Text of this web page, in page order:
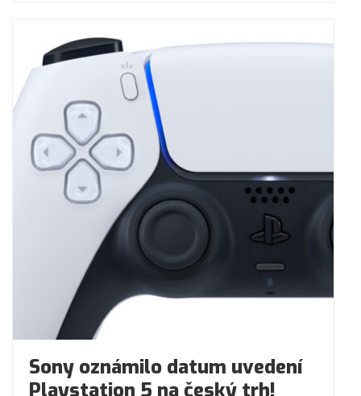
Sony oznámilo datum uvedení
Playstation 5 na český trh!